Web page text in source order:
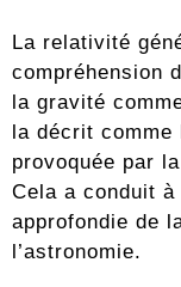
La relativité
compréhension
la gravité
la décrit comme
provoquée par
Cela a conduit à
approfondie de
l’astronomie.